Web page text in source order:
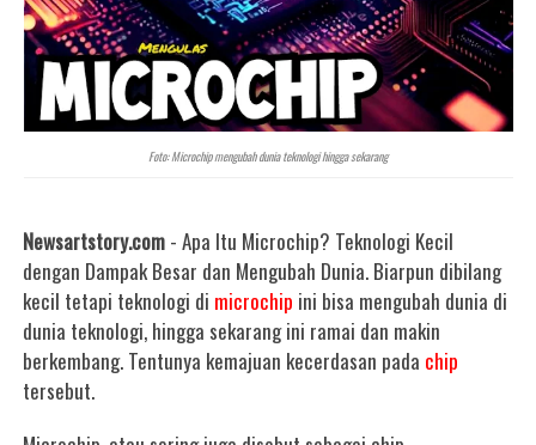
Foto: Microchip mengubah dunia teknologi hingga sekarang
Newsartstory.com - Apa Itu Microchip? Teknologi Kecil
dengan Dampak Besar dan Mengubah Dunia. Biarpun dibilang
kecil tetapi teknologi di microchip ini bisa mengubah dunia di
dunia teknologi, hingga sekarang ini ramai dan makin
berkembang. Tentunya kemajuan kecerdasan pada chip
tersebut.